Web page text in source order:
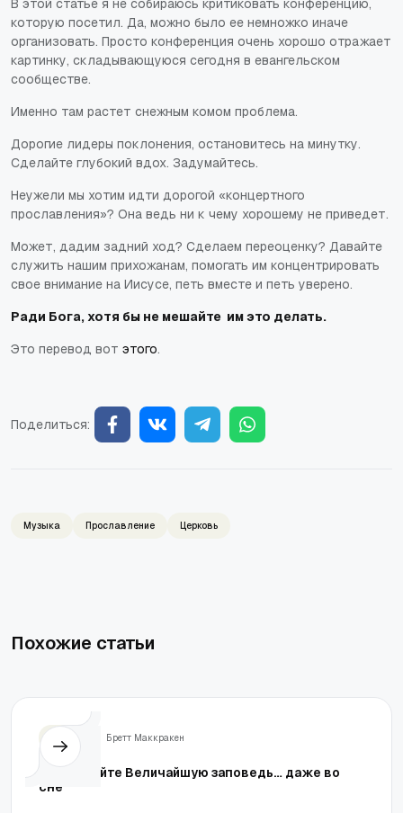
В этой статье я не собираюсь критиковать конференцию,
которую посетил. Да, можно было ее немножко иначе
организовать. Просто конференция очень хорошо отражает
картинку, складывающуюся сегодня в евангельском
сообществе.
Именно там растет снежным комом проблема.
Дорогие лидеры поклонения, остановитесь на минутку.
Сделайте глубокий вдох. Задумайтесь.
Неужели мы хотим идти дорогой «концертного
прославления»? Она ведь ни к чему хорошему не приведет.
Может, дадим задний ход? Сделаем переоценку? Давайте
служить нашим прихожанам, помогать им концентрировать
свое внимание на Иисусе, петь вместе и петь уверено.
Ради Бога, хотя бы не мешайте им это делать.
Это перевод вот этого.
Поделиться:
Музыка Прославление Церковь
Похожие статьи
Бретт Маккракен
Соблюдайте Величайшую заповедь… даже во
сне